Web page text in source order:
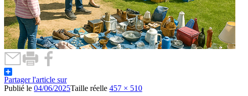
Partager l'article sur
Publié le 04/06/2025Taille réelle 457 × 510